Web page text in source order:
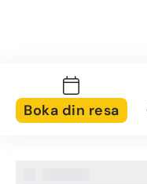
Boka din resa